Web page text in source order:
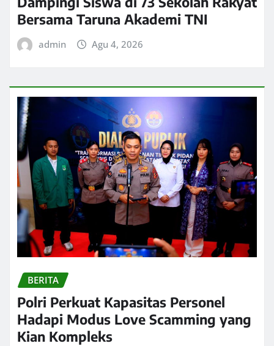
Bersama Taruna Akademi TNI
admin Agu 4, 2026
BERITA
Polri Perkuat Kapasitas Personel
Hadapi Modus Love Scamming yang
Kian Kompleks